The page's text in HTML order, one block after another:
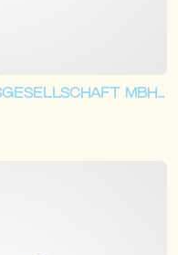
NEUE FLUTGRABEN BETRIEBSGESELLSCHAFT MBH & CO KG